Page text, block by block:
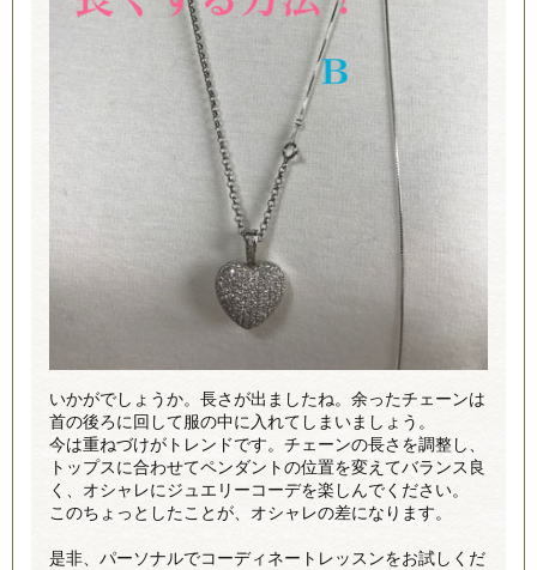
いかがでしょうか。長さが出ましたね。余ったチェーンは
首の後ろに回して服の中に入れてしまいましょう。
今は重ねづけがトレンドです。チェーンの長さを調整し、
トップスに合わせてペンダントの位置を変えてバランス良
く、オシャレにジュエリーコーデを楽しんでください。
このちょっとしたことが、オシャレの差になります。
是非、パーソナルでコーディネートレッスンをお試しくだ